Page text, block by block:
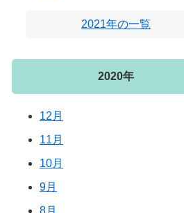
2021年の一覧
2020年
12月
11月
10月
9月
8月